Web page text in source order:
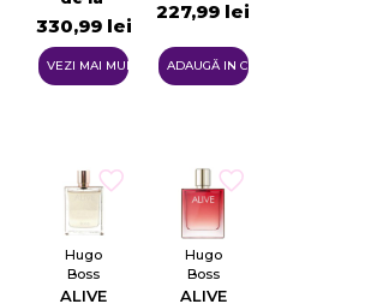
330,99 lei
VEZI MAI MULTE
227,99 lei
ADAUGĂ IN COŞ
Hugo
Boss
ALIVE
Hugo
Boss
ALIVE